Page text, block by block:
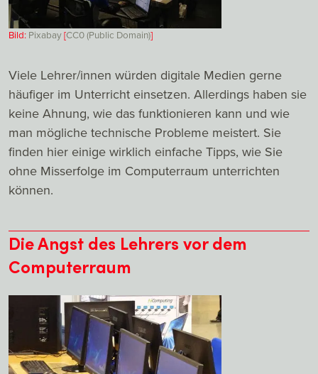
Bild: Pixabay[CC0 (Public Domain)]
Viele Lehrer/innen würden digitale Medien gerne
häufiger im Unterricht einsetzen. Allerdings haben sie
keine Ahnung, wie das funktionieren kann und wie
man mögliche technische Probleme meistert. Sie
finden hier einige wirklich einfache Tipps, wie Sie
ohne Misserfolge im Computerraum unterrichten
können.
Die Angst des Lehrers vor dem
Computerraum